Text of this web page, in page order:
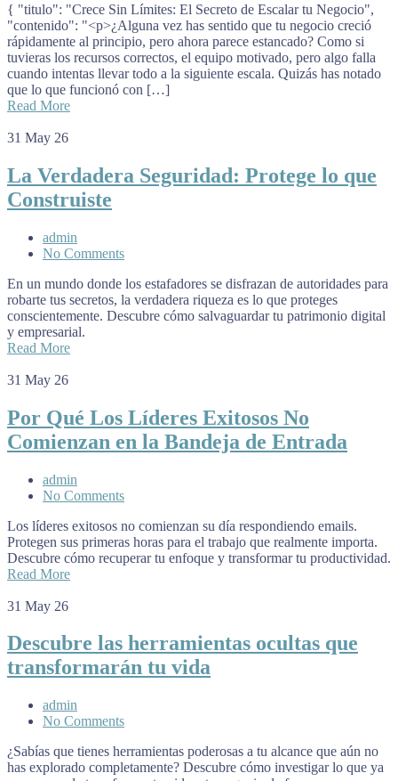
{ "titulo": "Crece Sin Límites: El Secreto de Escalar tu Negocio",
"contenido": "<p>¿Alguna vez has sentido que tu negocio creció
rápidamente al principio, pero ahora parece estancado? Como si
tuvieras los recursos correctos, el equipo motivado, pero algo falla
cuando intentas llevar todo a la siguiente escala. Quizás has notado
que lo que funcionó con […]
Read More
31 May 26
La Verdadera Seguridad: Protege lo que
Construiste
admin
No Comments
En un mundo donde los estafadores se disfrazan de autoridades para
robarte tus secretos, la verdadera riqueza es lo que proteges
conscientemente. Descubre cómo salvaguardar tu patrimonio digital
y empresarial.
Read More
31 May 26
Por Qué Los Líderes Exitosos No
Comienzan en la Bandeja de Entrada
admin
No Comments
Los líderes exitosos no comienzan su día respondiendo emails.
Protegen sus primeras horas para el trabajo que realmente importa.
Descubre cómo recuperar tu enfoque y transformar tu productividad.
Read More
31 May 26
Descubre las herramientas ocultas que
transformarán tu vida
admin
No Comments
¿Sabías que tienes herramientas poderosas a tu alcance que aún no
has explorado completamente? Descubre cómo investigar lo que ya